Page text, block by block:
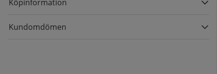
Köpinformation
Kundomdömen